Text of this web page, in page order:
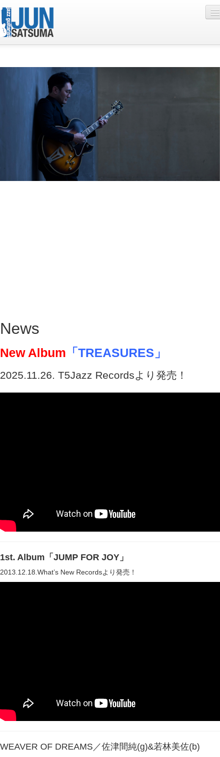
Discography
YouTube
News
New Album 「TREASURES」
2025.11.26. T5Jazz Recordsより発売！
1st. Album「JUMP FOR JOY」
2013.12.18.What’s New Recordsより発売！
WEAVER OF DREAMS／佐津間純(g)&若林美佐(b)